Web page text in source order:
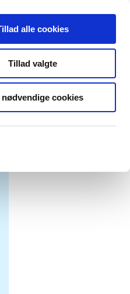
alle cookies
Tillad valgte
nødvendige cookies